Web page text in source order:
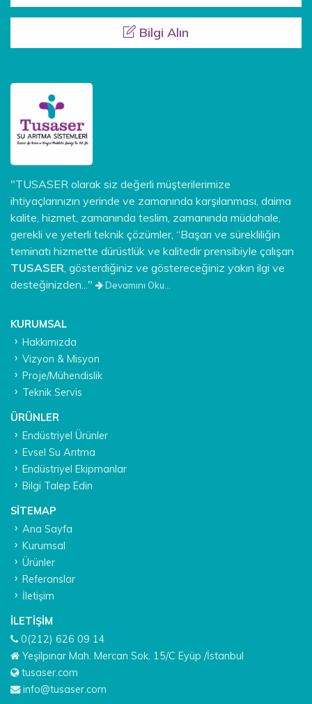
Bilgi Alın
"TUSASER olarak siz değerli müşterilerimize
ihtiyaçlarınızın yerinde ve zamanında karşılanması, daima
kalite, hizmet, zamanında teslim, zamanında müdahale,
gerekli ve yeterli teknik çözümler, “Başarı ve sürekliliğin
teminatı hizmette dürüstlük ve kalitedir prensibiyle çalışan
TUSASER , gösterdiğiniz ve göstereceğiniz yakın ilgi ve
desteğinizden..."
Devamını Oku...
KURUMSAL
Hakkımızda
Vizyon & Misyon
Proje/Mühendislik
Teknik Servis
ÜRÜNLER
Endüstriyel Ürünler
Evsel Su Arıtma
Endüstriyel Ekipmanlar
Bilgi Talep Edin
SITEMAP
Ana Sayfa
Kurumsal
Ürünler
Referanslar
İletişim
İLETIŞIM
0(212) 626 09 14
Yeşilpınar Mah. Mercan Sok. 15/C Eyüp /İstanbul
tusaser.com
info@tusaser.com